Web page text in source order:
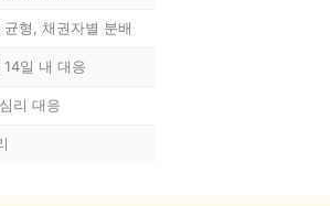
형, 채권자별 분배
일 내 대응
리 대응
상담 폼을 불러오는 중...